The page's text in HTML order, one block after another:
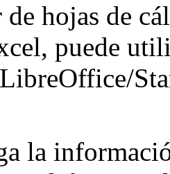
hojas de
puede
la